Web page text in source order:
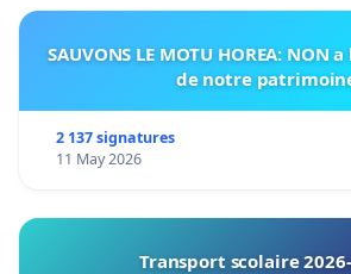
SAUVONS LE MOTU HOREA:
de notre
2 137 signatures
11 May 2026
Transport scolaire